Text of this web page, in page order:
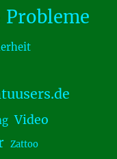
Probleme
Video
Zattoo